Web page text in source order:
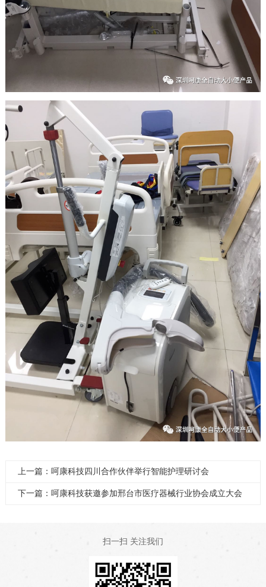
上一篇：呵康科技四川合作伙伴举行智能护理研讨会
下一篇：呵康科技获邀参加邢台市医疗器械行业协会成立大会
扫一扫 关注我们